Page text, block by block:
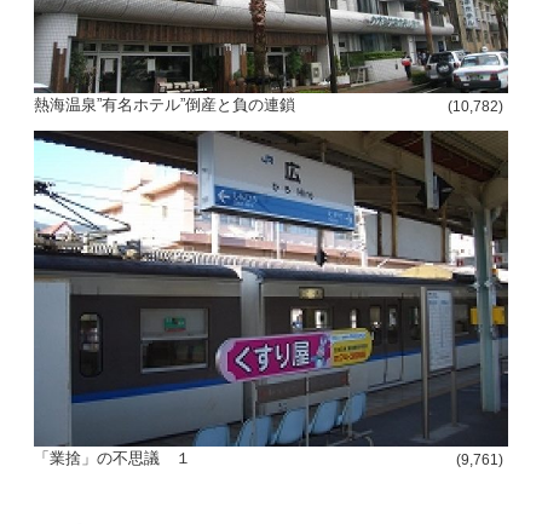
熱海温泉”有名ホテル”倒産と負の連鎖 (10,782)
「業捨」の不思議 １ (9,761)